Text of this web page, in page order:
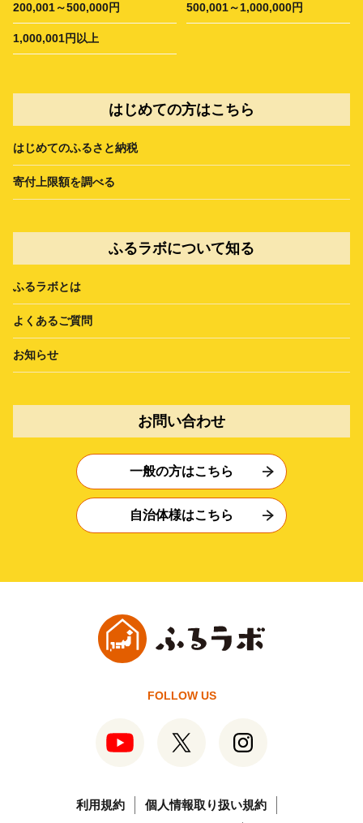
200,001～500,000円 500,001～1,000,000円
1,000,001円以上
はじめての方はこちら
はじめてのふるさと納税
寄付上限額を調べる
ふるラボについて知る
ふるラボとは
よくあるご質問
お知らせ
お問い合わせ
一般の方はこちら
自治体様はこちら
FOLLOW US
利用規約 個人情報取り扱い規約